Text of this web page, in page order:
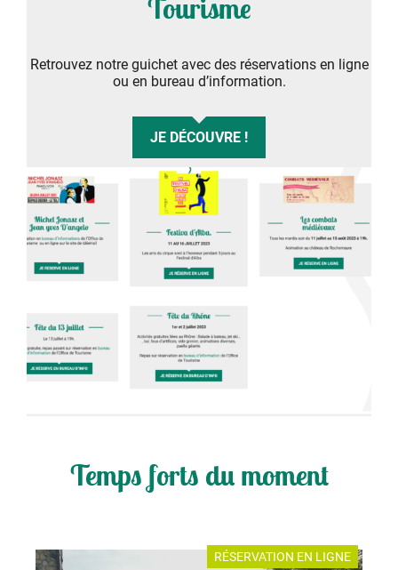
Tourisme
Retrouvez notre guichet avec des réservations en ligne
ou en bureau d’information.
JE DÉCOUVRE !
Temps forts du moment
RÉSERVATION EN LIGNE